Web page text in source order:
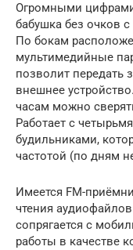
Огромными
бабушка без очков
По бокам
мультимедийные
позволит передать
внешнее
часам можно
Работает с
будильниками,
частотой (по дням
Имеется FM-
чтения
сопрягается с
работы в качестве